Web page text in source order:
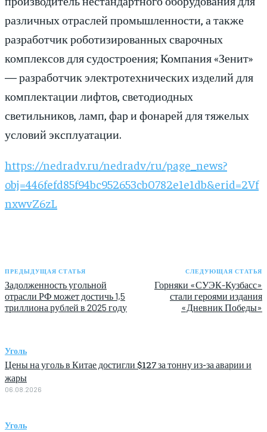
различных отраслей промышленности, а также
разработчик роботизированных сварочных
комплексов для судостроения; Компания «Зенит»
— разработчик электротехнических изделий для
комплектации лифтов, светодиодных
светильников, ламп, фар и фонарей для тяжелых
условий эксплуатации.
https://nedradv.ru/nedradv/ru/page_news?
obj=446fefd85f94bc952653cb0782e1e1db&erid=2Vf
nxwvZ6zL
ПРЕДЫДУЩАЯ СТАТЬЯ
Задолженность угольной
отрасли РФ может достичь 1,5
триллиона рублей в 2025 году
СЛЕДУЮЩАЯ СТАТЬЯ
Горняки «СУЭК-Кузбасс»
стали героями издания
«Дневник Победы»
Уголь
Цены на уголь в Китае достигли $127 за тонну из-за аварии и
жары
06.08.2026
Уголь